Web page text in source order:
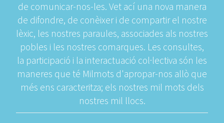
de comunicar-nos-les. Vet ací una nova manera
de difondre, de conèixer i de compartir el nostre
lèxic, les nostres paraules, associades als nostres
pobles i les nostres comarques. Les consultes,
la participació i la interactuació col·lectiva són les
maneres que té Milmots d'apropar-nos allò que
més ens caracteritza; els nostres mil mots dels
nostres mil llocs.